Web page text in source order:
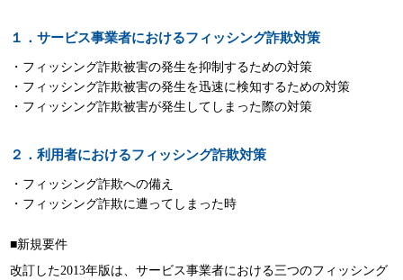
１．サービス事業者におけるフィッシング詐欺対策
・フィッシング詐欺被害の発生を抑制するための対策
・フィッシング詐欺被害の発生を迅速に検知するための対策
・フィッシング詐欺被害が発生してしまった際の対策
２．利用者におけるフィッシング詐欺対策
・フィッシング詐欺への備え
・フィッシング詐欺に遭ってしまった時
■新規要件
改訂した2013年版は、サービス事業者における三つのフィッシング